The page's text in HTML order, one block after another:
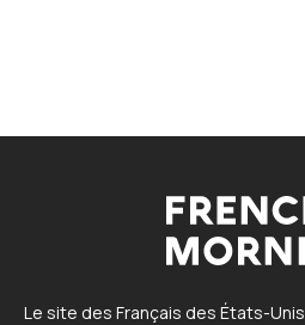
Le site des Français des États-Unis